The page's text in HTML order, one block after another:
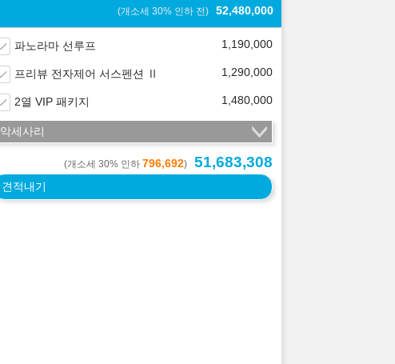
(개소세 30% 인하 전) 52,480,000
파노라마 선루프 1,190,000
프리뷰 전자제어 서스펜션 Ⅱ 1,290,000
2열 VIP 패키지 1,480,000
악세사리
(개소세 30% 인하 796,692) 51,683,308
견적내기